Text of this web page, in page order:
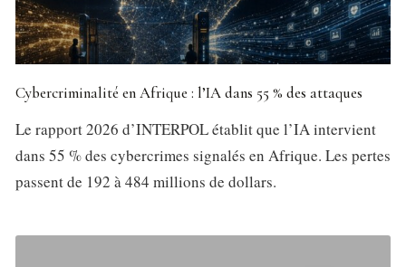
Cybercriminalité en Afrique : l’IA dans 55 % des attaques
Le rapport 2026 d’INTERPOL établit que l’IA intervient
dans 55 % des cybercrimes signalés en Afrique. Les pertes
passent de 192 à 484 millions de dollars.